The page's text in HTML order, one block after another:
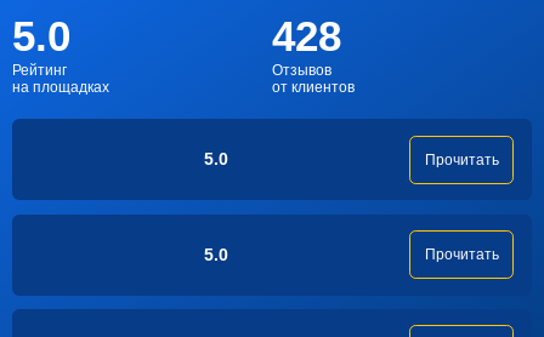
5.0
Рейтинг
на площадках
428
Отзывов
от клиентов
5.0 Прочитать
5.0 Прочитать